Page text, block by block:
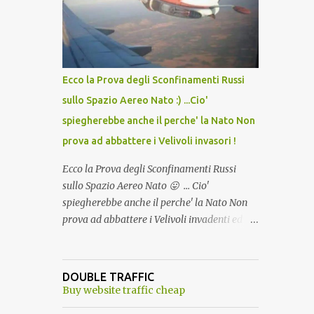
lo scopo della temperatura? Qualcuno a suo
tempo ribattezzo' il Vaccino come: l' Amaro
del Capo, era "spettacolare Ghiacciato, ma
andava bene anche, a Temperatura
Ambiente"! Riproponiamo l'articolo per NON
Ecco la Prova degli Sconfinamenti Russi
sullo Spazio Aereo Nato :) ...Cio'
spiegherebbe anche il perche' la Nato Non
prova ad abbattere i Velivoli invasori !
Ecco la Prova degli Sconfinamenti Russi
sullo Spazio Aereo Nato 😛 ... Cio'
spiegherebbe anche il perche' la Nato Non
prova ad abbattere i Velivoli invadenti ed
alcuna notizia di un'invasione dello spazio
aereo NATO da parte di un robot chiamato
DOUBLE TRAFFIC
Buy website traffic cheap